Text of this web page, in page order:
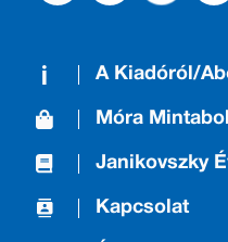
A Kiadóról/
Móra
Janikovszky
Kapcsolat